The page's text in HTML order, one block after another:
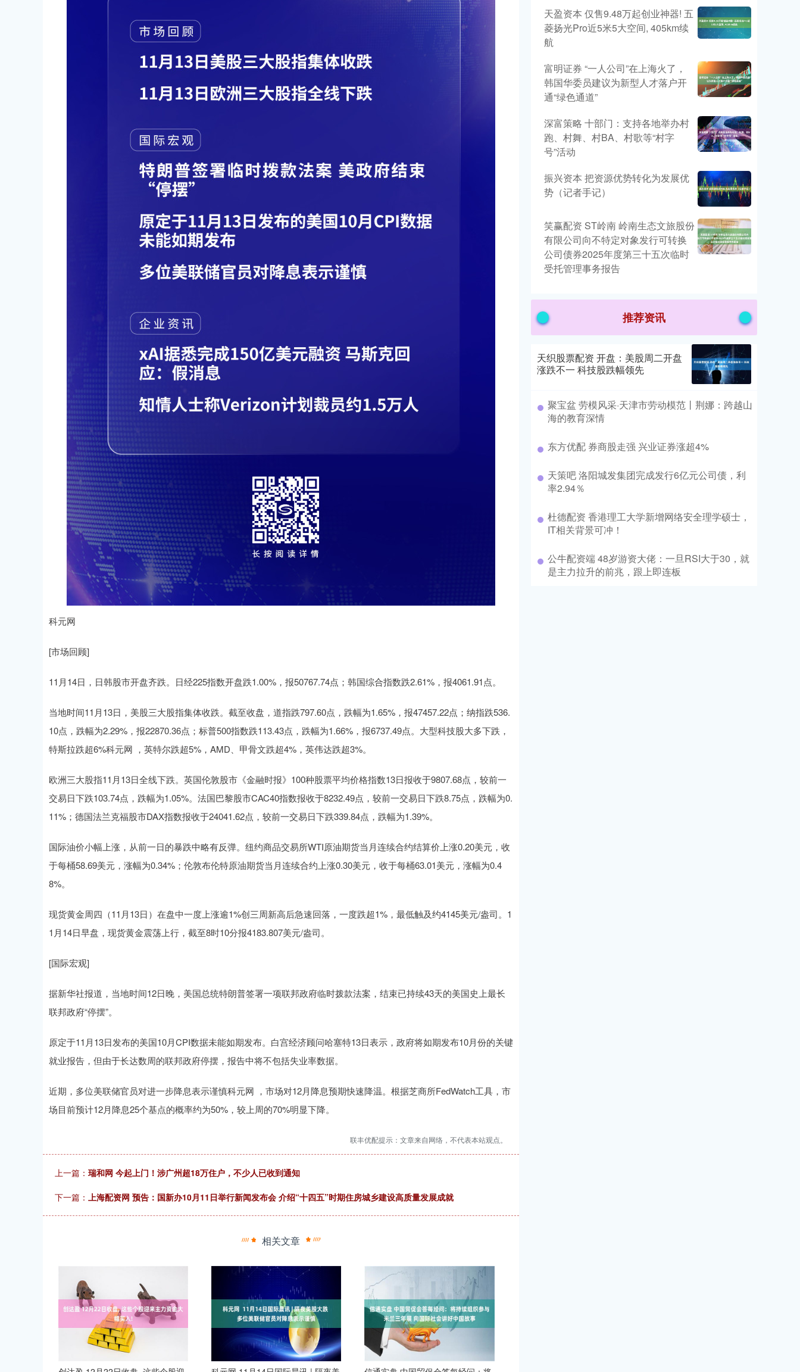
科元网
[市场回顾]
11月14日，日韩股市开盘齐跌。日经225指数开盘跌1.00%，报50767.74点；韩国综合指数跌2.61%，报4061.91点。
当地时间11月13日，美股三大股指集体收跌。截至收盘，道指跌797.60点，跌幅为1.65%，报47457.22点；纳指跌536.
10点，跌幅为2.29%，报22870.36点；标普500指数跌113.43点，跌幅为1.66%，报6737.49点。大型科技股大多下跌，
特斯拉跌超6%科元网 ，英特尔跌超5%，AMD、甲骨文跌超4%，英伟达跌超3%。
欧洲三大股指11月13日全线下跌。英国伦敦股市《金融时报》100种股票平均价格指数13日报收于9807.68点，较前一
交易日下跌103.74点，跌幅为1.05%。法国巴黎股市CAC40指数报收于8232.49点，较前一交易日下跌8.75点，跌幅为0.
11%；德国法兰克福股市DAX指数报收于24041.62点，较前一交易日下跌339.84点，跌幅为1.39%。
国际油价小幅上涨，从前一日的暴跌中略有反弹。纽约商品交易所WTI原油期货当月连续合约结算价上涨0.20美元，收
于每桶58.69美元，涨幅为0.34%；伦敦布伦特原油期货当月连续合约上涨0.30美元，收于每桶63.01美元，涨幅为0.4
8%。
现货黄金周四（11月13日）在盘中一度上涨逾1%创三周新高后急速回落，一度跌超1%，最低触及约4145美元/盎司。1
1月14日早盘，现货黄金震荡上行，截至8时10分报4183.807美元/盎司。
[国际宏观]
据新华社报道，当地时间12日晚，美国总统特朗普签署一项联邦政府临时拨款法案，结束已持续43天的美国史上最长
联邦政府“停摆”。
原定于11月13日发布的美国10月CPI数据未能如期发布。白宫经济顾问哈塞特13日表示，政府将如期发布10月份的关键
就业报告，但由于长达数周的联邦政府停摆，报告中将不包括失业率数据。
近期，多位美联储官员对进一步降息表示谨慎科元网 ，市场对12月降息预期快速降温。根据芝商所FedWatch工具，市
场目前预计12月降息25个基点的概率约为50%，较上周的70%明显下降。
联丰优配提示：文章来自网络，不代表本站观点。
上一篇： 瑞和网 今起上门！涉广州超18万住户，不少人已收到通知
下一篇： 上海配资网 预告：国新办10月11日举行新闻发布会 介绍“十四五”时期住房城乡建设高质量发展成就
相关文章
天盈资本 仅售9.48万起创业神器! 五
菱扬光Pro近5米5大空间, 405km续
航
富明证券 “一人公司”在上海火了，
韩国华委员建议为新型人才落户开
通“绿色通道”
深富策略 十部门：支持各地举办村
跑、村舞、村BA、村歌等“村字
号”活动
振兴资本 把资源优势转化为发展优
势（记者手记）
笑赢配资 ST岭南 岭南生态文旅股份
有限公司向不特定对象发行可转换
公司债券2025年度第三十五次临时
受托管理事务报告
推荐资讯
天织股票配资 开盘：美股周二开盘
涨跌不一 科技股跌幅领先
聚宝盆 劳模风采·天津市劳动模范丨荆娜：跨越山
海的教育深情
东方优配 券商股走强 兴业证券涨超4%
天策吧 洛阳城发集团完成发行6亿元公司债，利
率2.94％
杜德配资 香港理工大学新增网络安全理学硕士，
IT相关背景可冲！
公牛配资端 48岁游资大佬：一旦RSI大于30，就
是主力拉升的前兆，跟上即连板